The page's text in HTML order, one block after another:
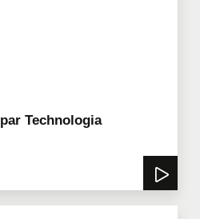
parTechnologia